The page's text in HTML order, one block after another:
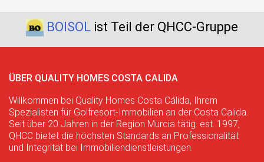
BOISOL ist Teil der QHCC-Gruppe
ÜBER QUALITY HOMES COSTA CALIDA
Willkommen bei Quality Homes Costa Cálida, Ihrem
Spezialisten für Golfresort-Immobilien an der Costa Calida.
Seit über 20 Jahren in der Region Murcia tätig. est. 1997,
QHCC bietet die höchsten Standards an Professionalität
und Integrität bei Immobiliendienstleistungen.